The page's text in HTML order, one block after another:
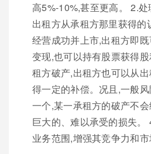
高5%-10%,甚至更高。 2.处
出租方从承租方那里获得的
经营成功并上市,出租方即
变现,也可以持有股票获得
租方破产,出租方也可以从
得一定的补偿。况且,一般
一个,某一承租方的破产不
巨大的、难以承受的损失。
业务范围,增强其竞争力和市